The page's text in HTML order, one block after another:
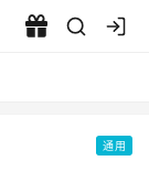
游
通用